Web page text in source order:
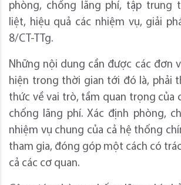
phòng, chống lãng phí, tập trung
liệt, hiệu quả các nhiệm vụ, giải
8/CT-TTg.
Những nội dung cần được các đơn
hiện trong thời gian tới đó là, phải
thức về vai trò, tầm quan trọng của
chống lãng phí. Xác định phòng,
nhiệm vụ chung của cả hệ thống
tham gia, đóng góp một cách có
cả các cơ quan.